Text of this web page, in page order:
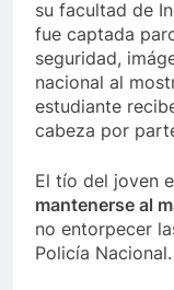
su facultad de
fue captada
seguridad,
nacional al
estudiante
cabeza por
El tío del joven
mantenerse al
no entorpecer
Policía Nacional.